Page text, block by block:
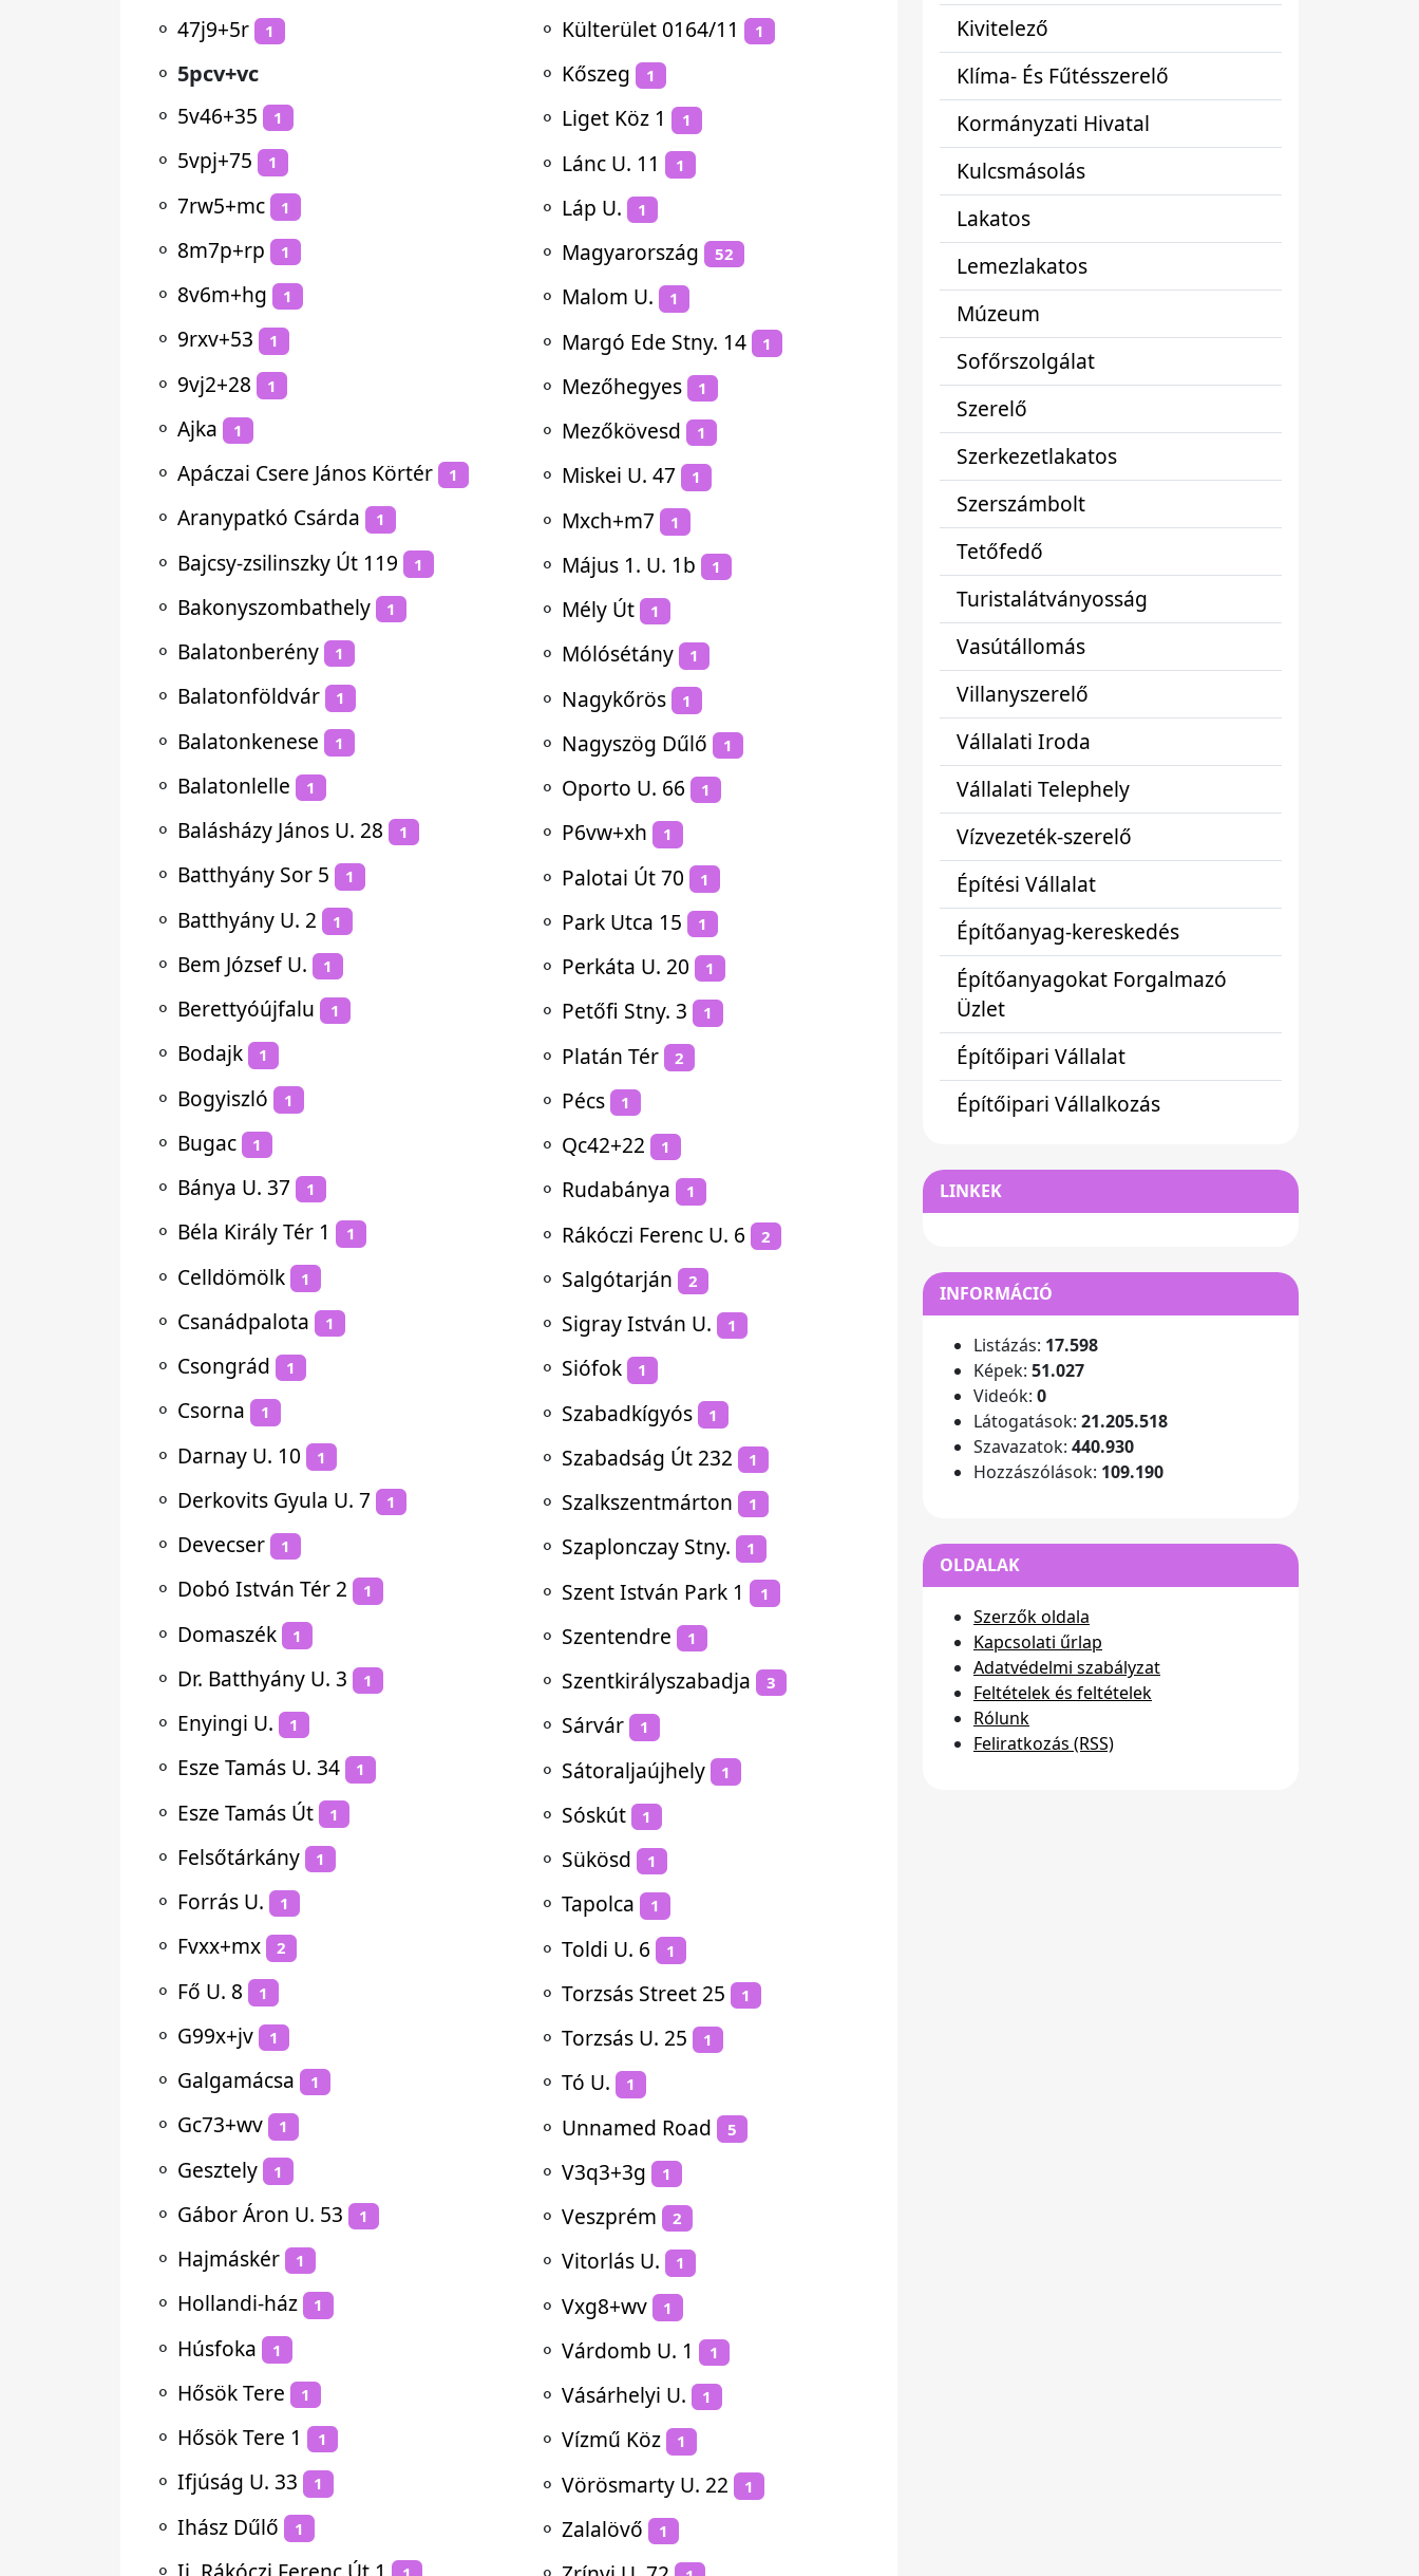
⚬ 47j9+5r 1
⚬ 5pcv+vc
⚬ 5v46+35 1
⚬ 5vpj+75 1
⚬ 7rw5+mc 1
⚬ 8m7p+rp 1
⚬ 8v6m+hg 1
⚬ 9rxv+53 1
⚬ 9vj2+28 1
⚬ Ajka 1
⚬ Apáczai Csere János Körtér 1
⚬ Aranypatkó Csárda 1
⚬ Bajcsy-zsilinszky Út 119 1
⚬ Bakonyszombathely 1
⚬ Balatonberény 1
⚬ Balatonföldvár 1
⚬ Balatonkenese 1
⚬ Balatonlelle 1
⚬ Balásházy János U. 28 1
⚬ Batthyány Sor 5 1
⚬ Batthyány U. 2 1
⚬ Bem József U. 1
⚬ Berettyóújfalu 1
⚬ Bodajk 1
⚬ Bogyiszló 1
⚬ Bugac 1
⚬ Bánya U. 37 1
⚬ Béla Király Tér 1 1
⚬ Celldömölk 1
⚬ Csanádpalota 1
⚬ Csongrád 1
⚬ Csorna 1
⚬ Darnay U. 10 1
⚬ Derkovits Gyula U. 7 1
⚬ Devecser 1
⚬ Dobó István Tér 2 1
⚬ Domaszék 1
⚬ Dr. Batthyány U. 3 1
⚬ Enyingi U. 1
⚬ Esze Tamás U. 34 1
⚬ Esze Tamás Út 1
⚬ Felsőtárkány 1
⚬ Forrás U. 1
⚬ Fvxx+mx 2
⚬ Fő U. 8 1
⚬ G99x+jv 1
⚬ Galgamácsa 1
⚬ Gc73+wv 1
⚬ Gesztely 1
⚬ Gábor Áron U. 53 1
⚬ Hajmáskér 1
⚬ Hollandi-ház 1
⚬ Húsfoka 1
⚬ Hősök Tere 1
⚬ Hősök Tere 1 1
⚬ Ifjúság U. 33 1
⚬ Ihász Dűlő 1
⚬ Külterület 0164/11 1
⚬ Kőszeg 1
⚬ Liget Köz 1 1
⚬ Lánc U. 11 1
⚬ Láp U. 1
⚬ Magyarország 52
⚬ Malom U. 1
⚬ Margó Ede Stny. 14 1
⚬ Mezőhegyes 1
⚬ Mezőkövesd 1
⚬ Miskei U. 47 1
⚬ Mxch+m7 1
⚬ Május 1. U. 1b 1
⚬ Mély Út 1
⚬ Mólósétány 1
⚬ Nagykőrös 1
⚬ Nagyszög Dűlő 1
⚬ Oporto U. 66 1
⚬ P6vw+xh 1
⚬ Palotai Út 70 1
⚬ Park Utca 15 1
⚬ Perkáta U. 20 1
⚬ Petőfi Stny. 3 1
⚬ Platán Tér 2
⚬ Pécs 1
⚬ Qc42+22 1
⚬ Rudabánya 1
⚬ Rákóczi Ferenc U. 6 2
⚬ Salgótarján 2
⚬ Sigray István U. 1
⚬ Siófok 1
⚬ Szabadkígyós 1
⚬ Szabadság Út 232 1
⚬ Szalkszentmárton 1
⚬ Szaplonczay Stny. 1
⚬ Szent István Park 1 1
⚬ Szentendre 1
⚬ Szentkirályszabadja 3
⚬ Sárvár 1
⚬ Sátoraljaújhely 1
⚬ Sóskút 1
⚬ Sükösd 1
⚬ Tapolca 1
⚬ Toldi U. 6 1
⚬ Torzsás Street 25 1
⚬ Torzsás U. 25 1
⚬ Tó U. 1
⚬ Unnamed Road 5
⚬ V3q3+3g 1
⚬ Veszprém 2
⚬ Vitorlás U. 1
⚬ Vxg8+wv 1
⚬ Várdomb U. 1 1
⚬ Vásárhelyi U. 1
⚬ Vízmű Köz 1
⚬ Vörösmarty U. 22 1
⚬ Zalalövő 1
Kivitelező
Klíma- És Fűtésszerelő
Kormányzati Hivatal
Kulcsmásolás
Lakatos
Lemezlakatos
Múzeum
Sofőrszolgálat
Szerelő
Szerkezetlakatos
Szerszámbolt
Tetőfedő
Turistalátványosság
Vasútállomás
Villanyszerelő
Vállalati Iroda
Vállalati Telephely
Vízvezeték-szerelő
Építési Vállalat
Építőanyag-kereskedés
Építőanyagokat Forgalmazó
Üzlet
Építőipari Vállalat
Építőipari Vállalkozás
LINKEK
INFORMÁCIÓ
Listázás: 17.598
Képek: 51.027
Videók: 0
Látogatások: 21.205.518
Szavazatok: 440.930
Hozzászólások: 109.190
OLDALAK
Szerzők oldala
Kapcsolati űrlap
Adatvédelmi szabályzat
Feltételek és feltételek
Rólunk
Feliratkozás (RSS)